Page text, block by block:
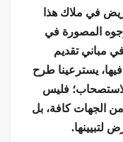
في ملاك هذا
المصورة في
مباني تقديم
يسترعينا طرح
فليس
من الجهات كافة، بل